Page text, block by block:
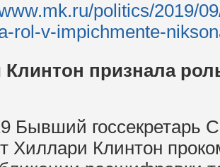
politics/2019/
rol-v-impichmente-
признала
Бывший госсекретарь
Хиллари Клинтон